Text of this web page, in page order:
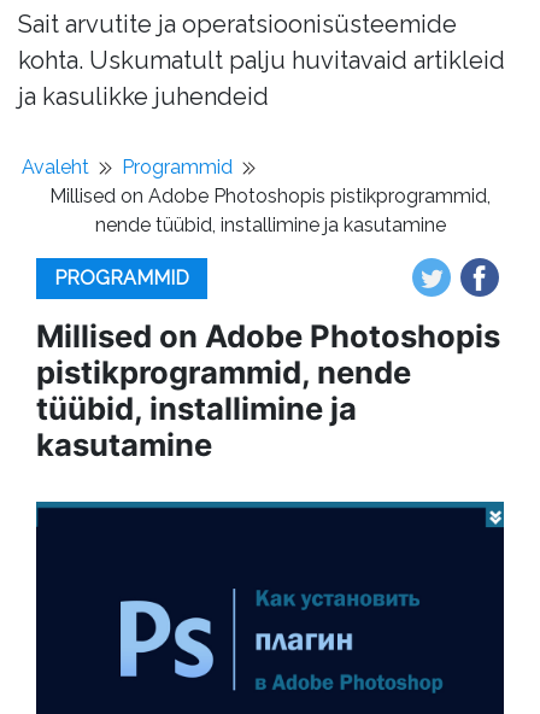
Sait arvutite ja operatsioonisüsteemide
kohta. Uskumatult palju huvitavaid artikleid
ja kasulikke juhendeid
Avaleht
Programmid
Millised on Adobe Photoshopis pistikprogrammid,
nende tüübid, installimine ja kasutamine
PROGRAMMID
Millised on Adobe Photoshopis
pistikprogrammid, nende
tüübid, installimine ja
kasutamine